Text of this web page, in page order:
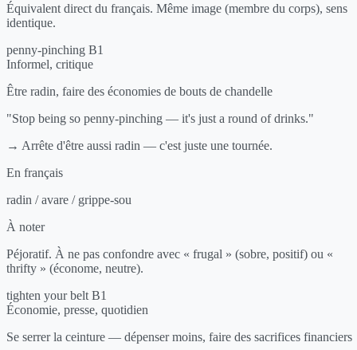
Équivalent direct du français. Même image (membre du corps), sens
identique.
penny-pinching B1
Informel, critique
Être radin, faire des économies de bouts de chandelle
"Stop being so penny-pinching — it's just a round of drinks."
→ Arrête d'être aussi radin — c'est juste une tournée.
En français
radin / avare / grippe-sou
À noter
Péjoratif. À ne pas confondre avec « frugal » (sobre, positif) ou «
thrifty » (économe, neutre).
tighten your belt B1
Économie, presse, quotidien
Se serrer la ceinture — dépenser moins, faire des sacrifices financiers